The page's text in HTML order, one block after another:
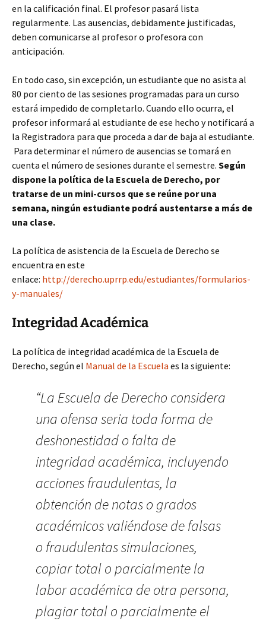
en la calificación final. El profesor pasará lista
regularmente. Las ausencias, debidamente justificadas,
deben comunicarse al profesor o profesora con
anticipación.
En todo caso, sin excepción, un estudiante que no asista al
80 por ciento de las sesiones programadas para un curso
estará impedido de completarlo. Cuando ello ocurra, el
profesor informará al estudiante de ese hecho y notificará a
la Registradora para que proceda a dar de baja al estudiante.
Para determinar el número de ausencias se tomará en
cuenta el número de sesiones durante el semestre. Según
dispone la política de la Escuela de Derecho, por
tratarse de un mini-cursos que se reúne por una
semana, ningún estudiante podrá austentarse a más de
una clase.
La política de asistencia de la Escuela de Derecho se
encuentra en este
enlace: http://derecho.uprrp.edu/estudiantes/formularios-
y-manuales/
Integridad Académica
La política de integridad académica de la Escuela de
Derecho, según el Manual de la Escuela es la siguiente:
“La Escuela de Derecho considera
una ofensa seria toda forma de
deshonestidad o falta de
integridad académica, incluyendo
acciones fraudulentas, la
obtención de notas o grados
académicos valiéndose de falsas
o fraudulentas simulaciones,
copiar total o parcialmente la
labor académica de otra persona,
plagiar total o parcialmente el